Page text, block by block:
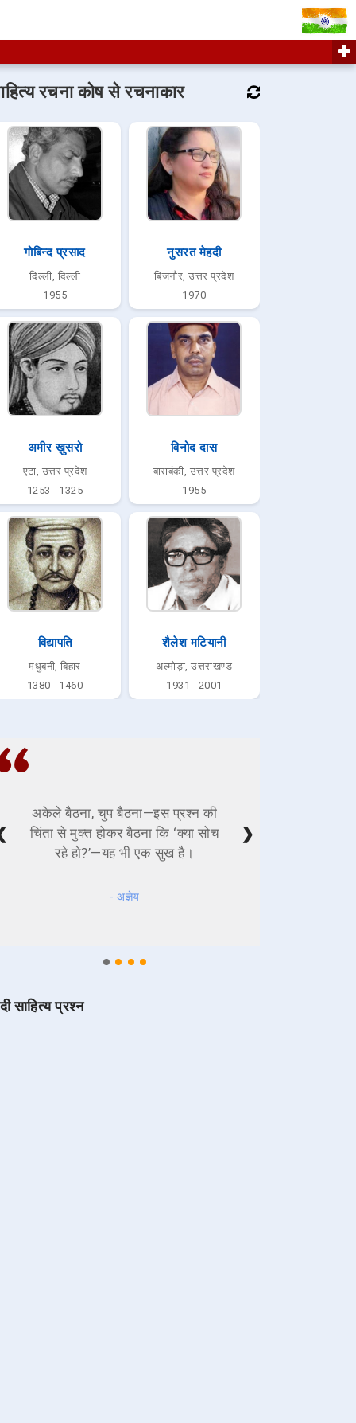
रचना कोष से रचनाकार
गोबिन्द प्रसाद
दिल्ली, दिल्ली
1955
नुसरत मेहदी
बिजनौर, उत्तर प्रदेश
1970
अमीर ख़ुसरो
एटा, उत्तर प्रदेश
1253 - 1325
विनोद दास
बाराबंकी, उत्तर प्रदेश
1955
विद्यापति
मधुबनी, बिहार
1380 - 1460
शैलेश मटियानी
अल्मोड़ा, उत्तराखण्ड
1931 - 2001
अकेले बैठना, चुप बैठना—इस प्रश्न की
चिंता से मुक्त होकर बैठना कि ‘क्या सोच
रहे हो?’—यह भी एक सुख है।
- अज्ञेय
❯
साहित्य प्रश्न